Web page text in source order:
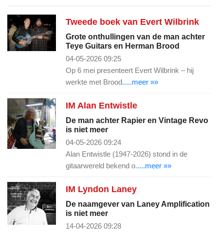
Tweede boek van Evert Wilbrink
Grote onthullingen van de man achter
Teye Guitars en Herman Brood
04-05-2026 09:25
Op 6 mei presenteert Evert Wilbrink – hij
werkte met Brood.....meer »»
IM Alan Entwistle
De man achter Rapier en Vintage Revo
is niet meer
04-05-2026 09:24
Alan Entwistle (1947-2026) stond in de
gitaarwereld bekend o.....meer »»
IM Lyndon Laney
De naamgever van Laney Amplification
is niet meer
14-04-2026 09:28